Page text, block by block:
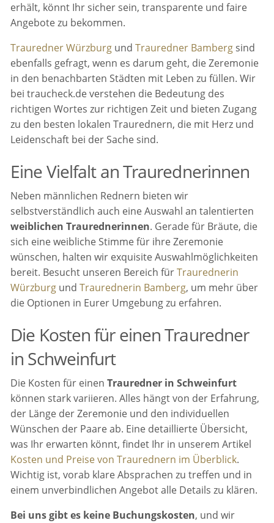
erhält, könnt Ihr sicher sein, transparente und faire
Angebote zu bekommen.
Trauredner Würzburg undTrauredner Bamberg sind
ebenfalls gefragt, wenn es darum geht, die Zeremonie
in den benachbarten Städten mit Leben zu füllen. Wir
bei traucheck.de verstehen die Bedeutung des
richtigen Wortes zur richtigen Zeit und bieten Zugang
zu den besten lokalen Traurednern, die mit Herz und
Leidenschaft bei der Sache sind.
Eine Vielfalt an Traurednerinnen
Neben männlichen Rednern bieten wir
selbstverständlich auch eine Auswahl an talentierten
weiblichen Traurednerinnen. Gerade für Bräute, die
sich eine weibliche Stimme für ihre Zeremonie
wünschen, halten wir exquisite Auswahlmöglichkeiten
bereit. Besucht unseren Bereich fürTraurednerin
Würzburg undTraurednerin Bamberg, um mehr über
die Optionen in Eurer Umgebung zu erfahren.
Die Kosten für einen Trauredner
in Schweinfurt
Die Kosten für einenTrauredner in Schweinfurt
können stark variieren. Alles hängt von der Erfahrung,
der Länge der Zeremonie und den individuellen
Wünschen der Paare ab. Eine detaillierte Übersicht,
was Ihr erwarten könnt, findet Ihr in unserem Artikel
Kosten und Preise von Traurednern im Überblick.
Wichtig ist, vorab klare Absprachen zu treffen und in
einem unverbindlichen Angebot alle Details zu klären.
Bei uns gibt es keine Buchungskosten, und wir